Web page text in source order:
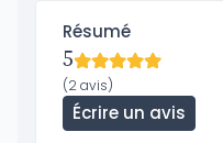
Résumé
5
(2 avis)
Écrire un avis